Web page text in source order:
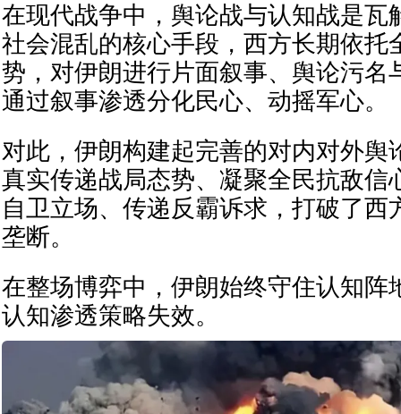
在现代战争中，舆论战与认知战是瓦
社会混乱的核心手段，西方长期依托
势，对伊朗进行片面叙事、舆论污名
通过叙事渗透分化民心、动摇军心。
对此，伊朗构建起完善的对内对外舆
真实传递战局态势、凝聚全民抗敌信
自卫立场、传递反霸诉求，打破了西
垄断。
在整场博弈中，伊朗始终守住认知阵
认知渗透策略失效。